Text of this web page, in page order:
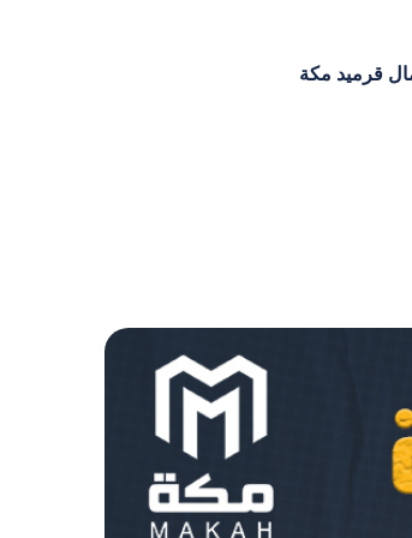
قرميد مكة